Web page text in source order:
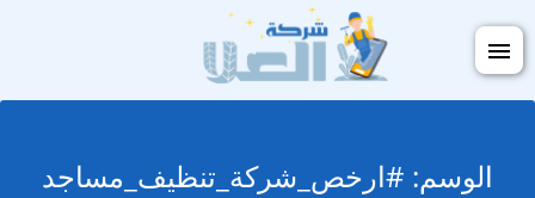
التجاوز
إلى
المحتوىالقائمة
الوسم: #ارخص_شركة_تنظيف_مساجد